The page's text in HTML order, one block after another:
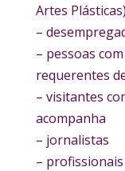
Artes Plásticas)
–
– pessoas
requerentes
– visitantes
acompanha
– jornalistas
–